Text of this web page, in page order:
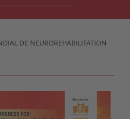
EN RÉSUMÉ
DE NEUROREHABILITATION